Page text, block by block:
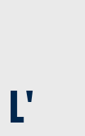
L'